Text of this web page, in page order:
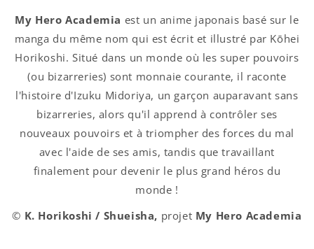
My Hero Academia est un anime japonais basé sur le
manga du même nom qui est écrit et illustré par Kōhei
Horikoshi. Situé dans un monde où les super pouvoirs
(ou bizarreries) sont monnaie courante, il raconte
l'histoire d'Izuku Midoriya, un garçon auparavant sans
bizarreries, alors qu'il apprend à contrôler ses
nouveaux pouvoirs et à triompher des forces du mal
avec l'aide de ses amis, tandis que travaillant
finalement pour devenir le plus grand héros du
monde !
© K. Horikoshi / Shueisha, projet My Hero Academia